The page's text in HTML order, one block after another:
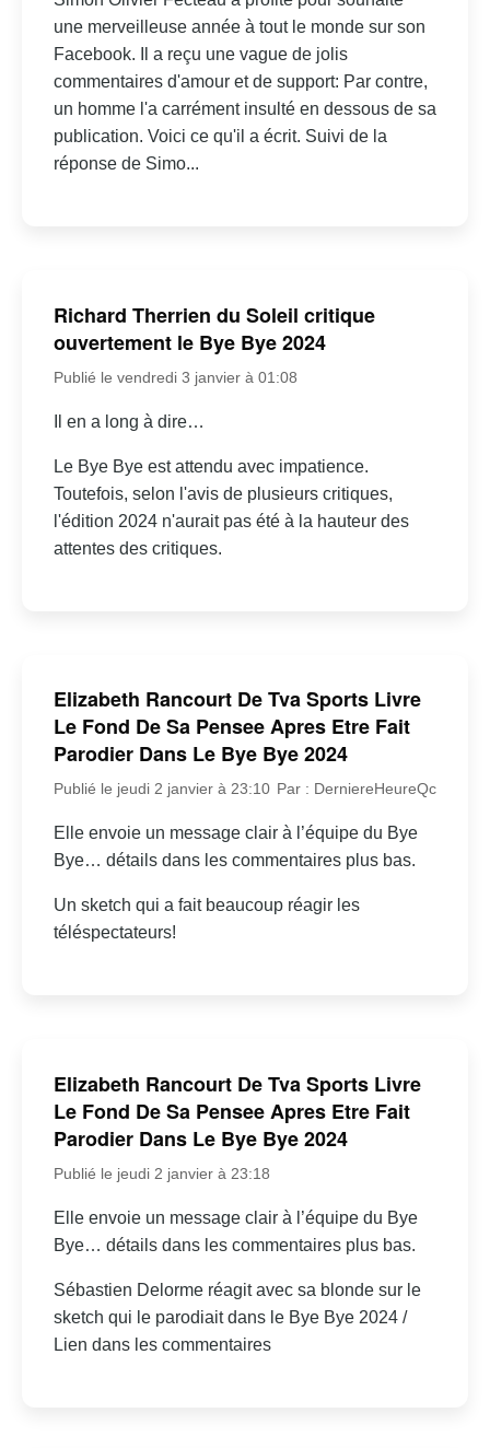
une merveilleuse année à tout le monde sur son
Facebook. Il a reçu une vague de jolis
commentaires d'amour et de support: Par contre,
un homme l'a carrément insulté en dessous de sa
publication. Voici ce qu'il a écrit. Suivi de la
réponse de Simo...
Richard Therrien du Soleil critique
ouvertement le Bye Bye 2024
Publié le vendredi 3 janvier à 01:08
Il en a long à dire…
Le Bye Bye est attendu avec impatience.
Toutefois, selon l'avis de plusieurs critiques,
l'édition 2024 n'aurait pas été à la hauteur des
attentes des critiques.
Elizabeth Rancourt De Tva Sports Livre
Le Fond De Sa Pensee Apres Etre Fait
Parodier Dans Le Bye Bye 2024
Publié le jeudi 2 janvier à 23:10 Par : DerniereHeureQc
Elle envoie un message clair à l’équipe du Bye
Bye… détails dans les commentaires plus bas.
Un sketch qui a fait beaucoup réagir les
téléspectateurs!
Elizabeth Rancourt De Tva Sports Livre
Le Fond De Sa Pensee Apres Etre Fait
Parodier Dans Le Bye Bye 2024
Publié le jeudi 2 janvier à 23:18
Elle envoie un message clair à l’équipe du Bye
Bye… détails dans les commentaires plus bas.
Sébastien Delorme réagit avec sa blonde sur le
sketch qui le parodiait dans le Bye Bye 2024 /
Lien dans les commentaires